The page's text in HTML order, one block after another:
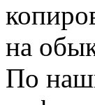
на
По